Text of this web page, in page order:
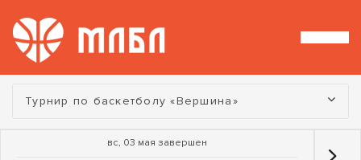
Турнир:
Турнир по баскетболу «Вершина»
вс, 03 мая завершен